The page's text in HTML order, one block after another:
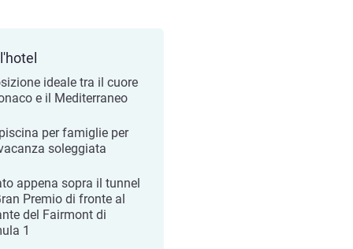
ideale tra il cuore
e il Mediterraneo
per famiglie per
soleggiata
appena sopra il tunnel
Premio di fronte al
del Fairmont di
1